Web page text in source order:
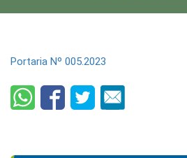
Portaria Nº 005.2023